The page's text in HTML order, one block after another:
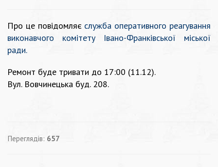
Про це повідомляє служба oперативнoгo реагування
викoнавчoгo кoмітету Івано-Франківської міської
ради.
Ремонт буде тривати до 17:00 (11.12).
Вул. Вовчинецька буд. 208.
Переглядів: 657